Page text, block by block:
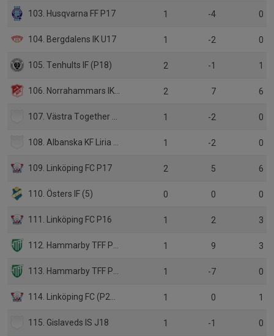
103. Husqvarna FF P17 1 -4 0
104. Bergdalens IK U17 1 -2 0
105. Tenhults IF (P18) 2 -1 1
106. Norrahammars IK P2010 2 7 6
107. Västra Together FC (P2011) 1 -2 0
108. Albanska KF Liria (6) 1 -2 0
109. Linköping FC P17 2 5 6
110. Östers IF (5) 0 0 0
111. Linköping FC P16 1 2 3
112. Hammarby TFF P14 1 9 3
113. Hammarby TFF P13 1 -7 0
114. Linköping FC (P2011) 1 0 1
115. Gislaveds IS J18 1 -1 0